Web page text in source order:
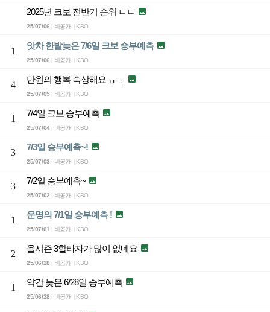
2025년 크보 전반기 순위 ㄷㄷ 
25/07/06 비공개 KBO
1
앗차 한발늦은 7/6일 크보 승부예측 
25/07/06 비공개 KBO
4
만원의 행복 속상해요 ㅠㅜ 
25/07/05| 비공개 KBO
1
7/4일 크보 승부예측 
25/07/04| 비공개 KBO
3
7/3일 승부예측~! 
25/07/03 비공개 KBO
3
7/2일 승부예측~ 
25/07/02 비공개 KBO
1
운명의 7/1일 승부예측 ! 
25/07/01| 비공개 KBO
2
올시즌 3할타자가 많이 없네요 
25/06/28 비공개 KBO
1
약간 늦은 6/28일 승부예측 
25/06/28 비공개 KBO